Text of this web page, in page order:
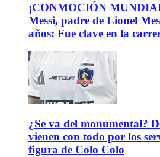
¡CONMOCIÓN
Messi, padre de Lionel
años: Fue clave en la
¿Se va del monumental?
vienen con todo por los
figura de Colo Colo